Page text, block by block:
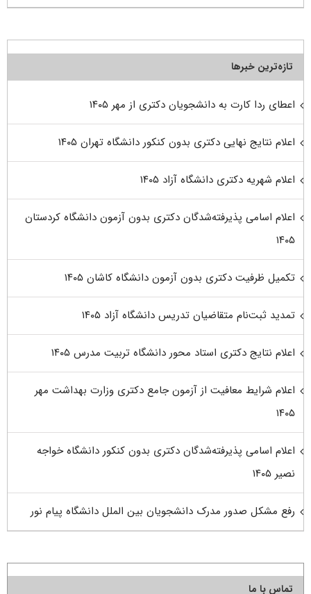
تازه‌ترین خبرها
اعطای ردا کارت به دانشجویان دکتری از مهر ۱۴۰۵
اعلام نتایج نهایی دکتری بدون کنکور دانشگاه تهران ۱۴۰۵
اعلام شهریه دکتری دانشگاه آزاد ۱۴۰۵
اعلام اسامی پذیرفته‌شدگان دکتری بدون آزمون دانشگاه کردستان
۱۴۰۵
تکمیل ظرفیت دکتری بدون آزمون دانشگاه کاشان ۱۴۰۵
تمدید ثبت‌نام متقاضیان تدریس دانشگاه آزاد ۱۴۰۵
اعلام نتایج دکتری استاد محور دانشگاه تربیت مدرس ۱۴۰۵
اعلام شرایط معافیت از آزمون جامع دکتری وزارت بهداشت مهر
۱۴۰۵
اعلام اسامی پذیرفته‌شدگان دکتری بدون کنکور دانشگاه خواجه
نصیر ۱۴۰۵
رفع مشکل صدور مدرک دانشجویان بین الملل دانشگاه پیام نور
تماس با ما